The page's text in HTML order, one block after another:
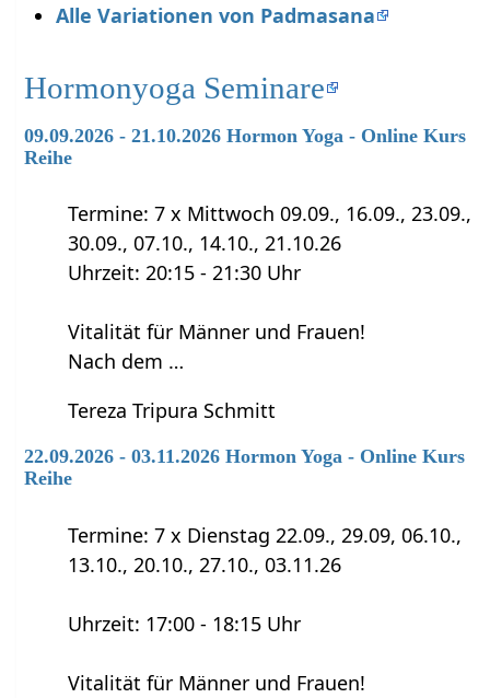
Alle Variationen von Padmasana
Hormonyoga Seminare
09.09.2026 - 21.10.2026 Hormon Yoga - Online Kurs
Reihe
Termine: 7 x Mittwoch 09.09., 16.09., 23.09.,
30.09., 07.10., 14.10., 21.10.26
Uhrzeit: 20:15 - 21:30 Uhr
Vitalität für Männer und Frauen!
Nach dem …
Tereza Tripura Schmitt
22.09.2026 - 03.11.2026 Hormon Yoga - Online Kurs
Reihe
Termine: 7 x Dienstag 22.09., 29.09, 06.10.,
13.10., 20.10., 27.10., 03.11.26
Uhrzeit: 17:00 - 18:15 Uhr
Vitalität für Männer und Frauen!